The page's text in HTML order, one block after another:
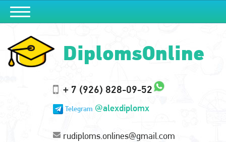
DiplomsOnline
+ 7 (926) 828-09-52
Telegram @alexdiplomx
rudiploms.onlines@gmail.com